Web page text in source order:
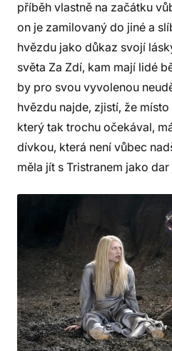
příběh vlastně na začátku
on je zamilovaný do jiné a
hvězdu jako důkaz svojí
světa Za Zdí, kam mají lidé
by pro svou vyvolenou
hvězdu najde, zjistí, že
který tak trochu očekával,
dívkou, která není vůbec
měla jít s Tristranem jako